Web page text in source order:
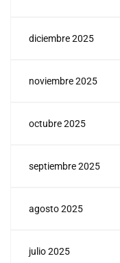
diciembre 2025
noviembre 2025
octubre 2025
septiembre 2025
agosto 2025
julio 2025